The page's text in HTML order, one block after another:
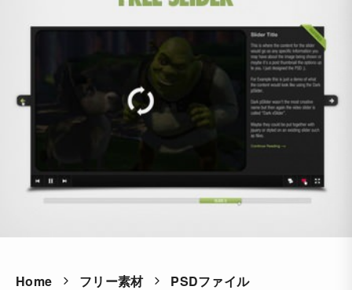
Home フリー素材 PSDファイル